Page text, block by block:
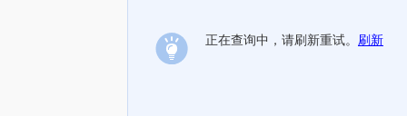
正在查询中，请刷新重试。 刷新